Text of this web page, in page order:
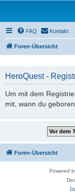
FAQ Kontakt
Foren-Übersicht
HeroQuest -
Um mit dem
mit, wann du
Foren-Übersicht
Powered